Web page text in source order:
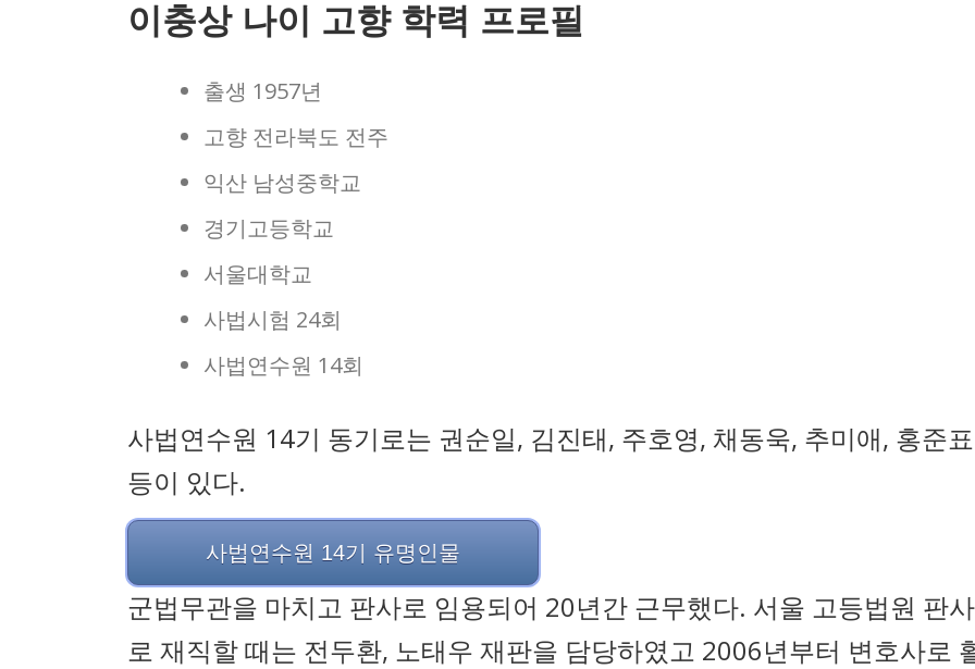
이충상 나이 고향 학력 프로필
출생 1957년
고향 전라북도 전주
익산 남성중학교
경기고등학교
서울대학교
사법시험 24회
사법연수원 14회
사법연수원 14기 동기로는 권순일, 김진태, 주호영, 채동욱, 추미애, 홍준표
등이 있다.
사법연수원 14기 유명인물
군법무관을 마치고 판사로 임용되어 20년간 근무했다. 서울 고등법원 판사
로 재직할 때는 전두환, 노태우 재판을 담당하였고 2006년부터 변호사로